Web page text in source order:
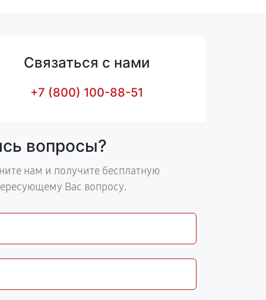
Связаться с нами
+7 (800) 100-88-51
вопросы?
нам и получите бесплатную
Вас вопросу.